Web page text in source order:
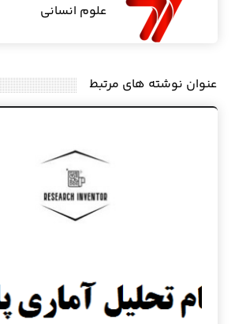
علوم انسانی
عنوان ‫نوشته های مرتبط